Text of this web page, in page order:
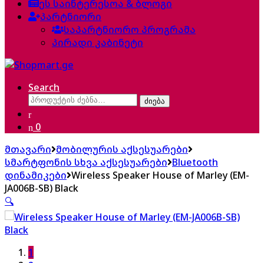
ეს საინტერესოა & ბლოგი
პარტნიორი
საპარტნიორო პროგრამა
პირადი კაბინეტი
Search
ძებნა:
ძიება
0
მთავარი მობილურის აქსესუარები
სმარტფონის სხვა აქსესუარები Bluetooth
დინამიკები Wireless Speaker House of Marley (EM-
JA006B-SB) Black
🔍
1